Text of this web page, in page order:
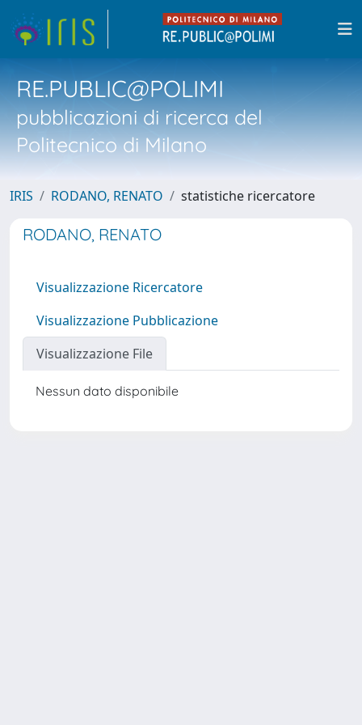
RE.PUBLIC@POLIMI
pubblicazioni di ricerca del
Politecnico di Milano
IRIS RODANO, RENATO statistiche ricercatore
RODANO, RENATO
Visualizzazione Ricercatore
Visualizzazione Pubblicazione
Visualizzazione File
Nessun dato disponibile